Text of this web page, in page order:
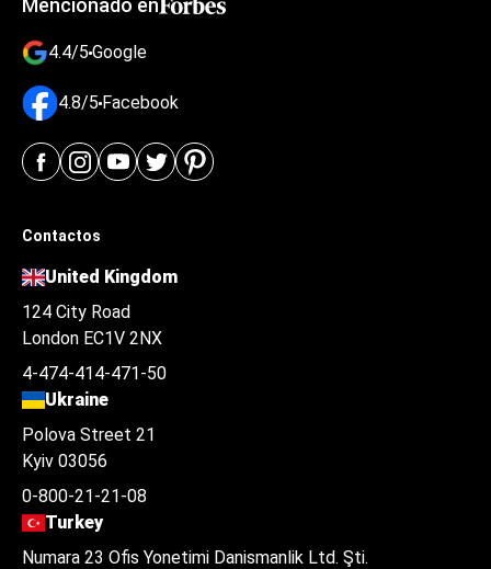
Mencionado en
4.4/5 Google
4.8/5 Facebook
Contactos
United Kingdom
124 City Road
London EC1V 2NX
4-474-414-471-50
Ukraine
Polova Street 21
Kyiv 03056
0-800-21-21-08
Turkey
Numara 23 Ofis Yonetimi Danismanlik Ltd. Şti.